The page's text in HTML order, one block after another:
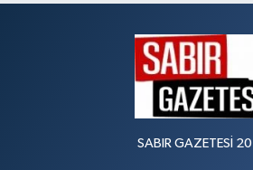
SABIR GAZETESİ